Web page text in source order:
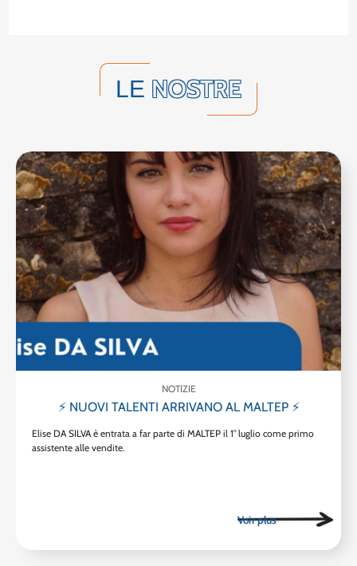
LE NOSTRE
NOTIZIE
⚡ NUOVI TALENTI ARRIVANO AL MALTEP ⚡
Elise DA SILVA è entrata a far parte di MALTEP il 1° luglio come primo
assistente alle vendite.